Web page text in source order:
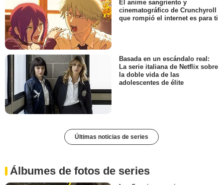
El anime sangriento y
cinematográfico de Crunchyroll
que rompió el internet es para ti
Basada en un escándalo real:
La serie italiana de Netflix sobre
la doble vida de las
adolescentes de élite
Últimas noticias de series
Álbumes de fotos de series